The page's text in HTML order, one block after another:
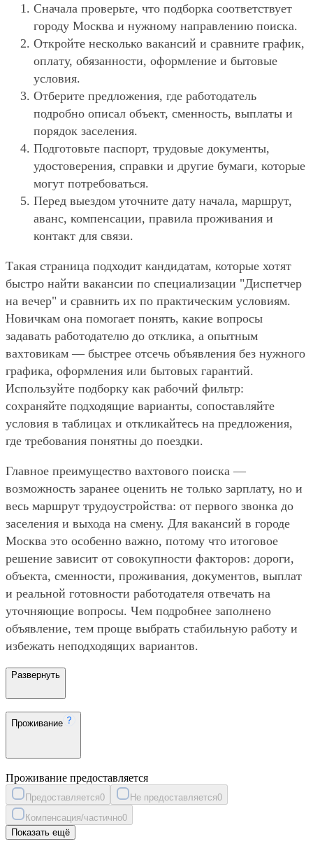
Сначала проверьте, что подборка соответствует
городу Москва и нужному направлению поиска.
Откройте несколько вакансий и сравните график,
оплату, обязанности, оформление и бытовые
условия.
Отберите предложения, где работодатель
подробно описал объект, сменность, выплаты и
порядок заселения.
Подготовьте паспорт, трудовые документы,
удостоверения, справки и другие бумаги, которые
могут потребоваться.
Перед выездом уточните дату начала, маршрут,
аванс, компенсации, правила проживания и
контакт для связи.
Такая страница подходит кандидатам, которые хотят
быстро найти вакансии по специализации "Диспетчер
на вечер" и сравнить их по практическим условиям.
Новичкам она помогает понять, какие вопросы
задавать работодателю до отклика, а опытным
вахтовикам — быстрее отсечь объявления без нужного
графика, оформления или бытовых гарантий.
Используйте подборку как рабочий фильтр:
сохраняйте подходящие варианты, сопоставляйте
условия в таблицах и откликайтесь на предложения,
где требования понятны до поездки.
Главное преимущество вахтового поиска —
возможность заранее оценить не только зарплату, но и
весь маршрут трудоустройства: от первого звонка до
заселения и выхода на смену. Для вакансий в городе
Москва это особенно важно, потому что итоговое
решение зависит от совокупности факторов: дороги,
объекта, сменности, проживания, документов, выплат
и реальной готовности работодателя отвечать на
уточняющие вопросы. Чем подробнее заполнено
объявление, тем проще выбрать стабильную работу и
избежать неподходящих вариантов.
Развернуть
Проживание
Проживание предоставляется
Предоставляется0 Не предоставляется0
Компенсация/частично0
Показать ещё